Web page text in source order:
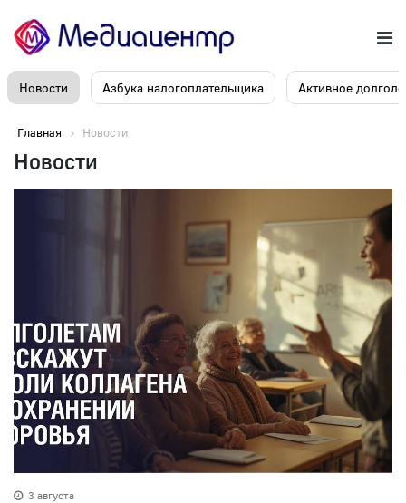
Новости Азбука налогоплательщика Активное
Главная Новости
Новости
3 августа